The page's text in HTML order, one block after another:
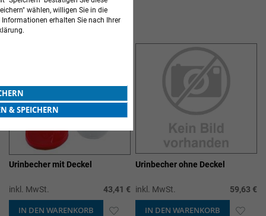
5Elemente
LABORHILFEN
Urinbecher mit Deckel
inkl. MwSt. 43,41 €
IN DEN WARENKORB ZUR
Urinbecher ohne Deckel
inkl. MwSt. 59,63 €
IN DEN WARENKORB ZUR
wählen, willigen Sie in die
erhalten Sie nach Ihrer
& SPEICHERN